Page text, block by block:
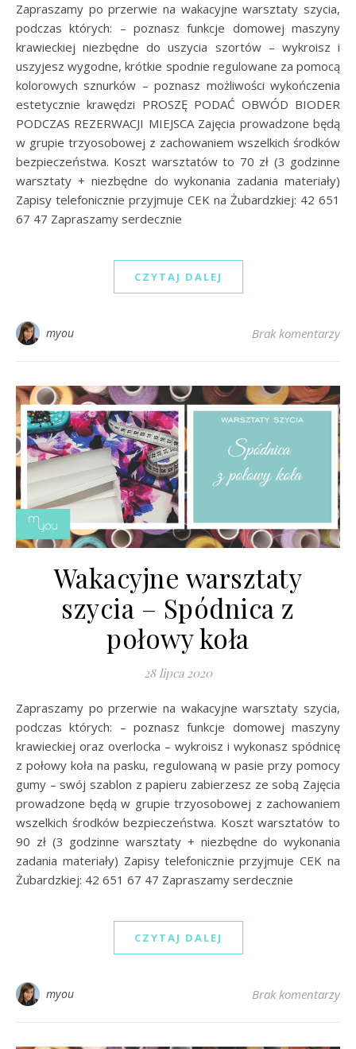
Zapraszamy po przerwie na wakacyjne warsztaty szycia,
podczas których: – poznasz funkcje domowej maszyny
krawieckiej niezbędne do uszycia szortów – wykroisz i
uszyjesz wygodne, krótkie spodnie regulowane za pomocą
kolorowych sznurków – poznasz możliwości wykończenia
estetycznie krawędzi PROSZĘ PODAĆ OBWÓD BIODER
PODCZAS REZERWACJI MIEJSCA Zajęcia prowadzone będą
w grupie trzyosobowej z zachowaniem wszelkich środków
bezpieczeństwa. Koszt warsztatów to 70 zł (3 godzinne
warsztaty + niezbędne do wykonania zadania materiały)
Zapisy telefonicznie przyjmuje CEK na Żubardzkiej: 42 651
67 47 Zapraszamy serdecznie
CZYTAJ DALEJ
myou Brak komentarzy
Wakacyjne warsztaty
szycia – Spódnica z
połowy koła
28 lipca 2020
Zapraszamy po przerwie na wakacyjne warsztaty szycia,
podczas których: – poznasz funkcje domowej maszyny
krawieckiej oraz overlocka – wykroisz i wykonasz spódnicę
z połowy koła na pasku, regulowaną w pasie przy pomocy
gumy – swój szablon z papieru zabierzesz ze sobą Zajęcia
prowadzone będą w grupie trzyosobowej z zachowaniem
wszelkich środków bezpieczeństwa. Koszt warsztatów to
90 zł (3 godzinne warsztaty + niezbędne do wykonania
zadania materiały) Zapisy telefonicznie przyjmuje CEK na
Żubardzkiej: 42 651 67 47 Zapraszamy serdecznie
CZYTAJ DALEJ
myou Brak komentarzy